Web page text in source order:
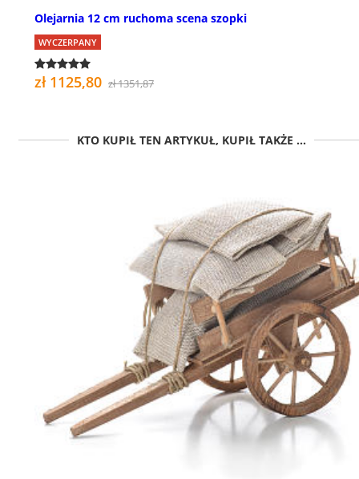
Olejarnia 12 cm ruchoma scena szopki
WYCZERPANY
zł 1125,80 zł 1351,87
KTO KUPIŁ TEN ARTYKUŁ, KUPIŁ TAKŻE ...